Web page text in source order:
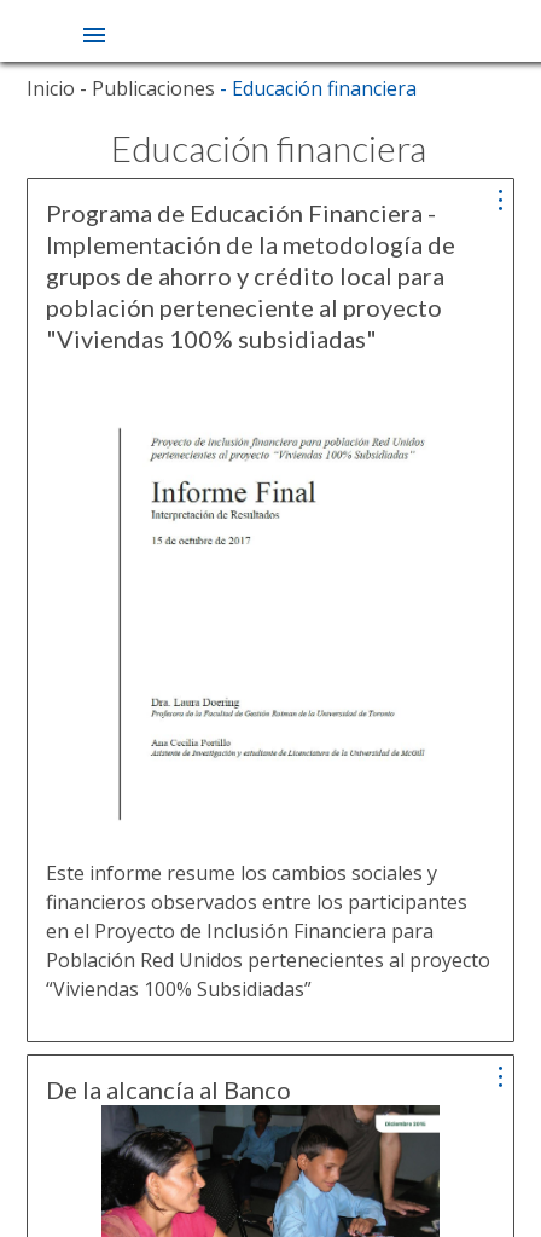
PasarInicio - Publicaciones - Educación financiera
Educación financiera
Programa de Educación Financiera -
Implementación de la metodología de
grupos de ahorro y crédito local para
población perteneciente al proyecto
"Viviendas 100% subsidiadas"
Este informe resume los cambios sociales y
financieros observados entre los participantes
en el Proyecto de Inclusión Financiera para
Población Red Unidos pertenecientes al proyecto
“Viviendas 100% Subsidiadas”
De la alcancía al Banco